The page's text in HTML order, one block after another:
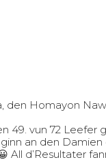
den Homayon
49. vun 72 Leefer
an den
d’Resultater